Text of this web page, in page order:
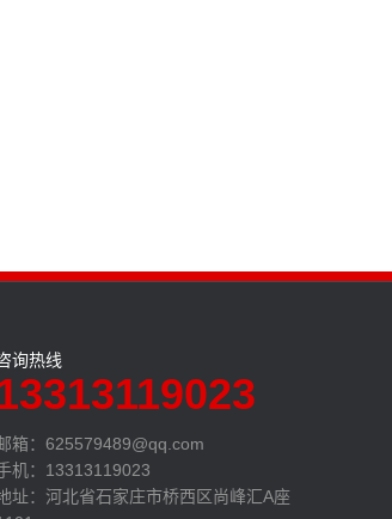
询热线
箱： 625579489@qq.com
机：13313119023
址：河北省石家庄市桥西区尚峰汇A座